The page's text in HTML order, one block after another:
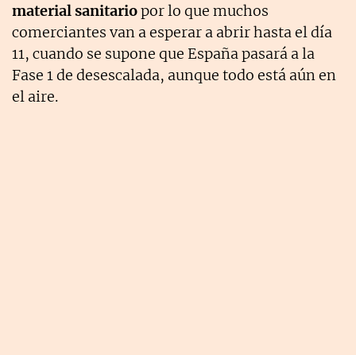
material sanitariopor lo que muchos
comerciantes van a esperar a abrir hasta el día
11, cuando se supone que España pasará a la
Fase 1 de desescalada, aunque todo está aún en
el aire.